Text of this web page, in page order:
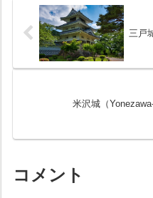
三戸
米沢城（
コメント